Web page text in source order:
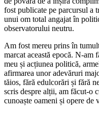
fost publicate pe parcursul a
unui om total angajat în
observatorului neutru.
Am fost mereu prins în
marcat această epocă. N-am
meu și acțiunea politică,
afirmarea unor adevăruri
tăios, fără edulcorări și fără
scris despre alții, am făcut-o
cunoaște oameni și opere de